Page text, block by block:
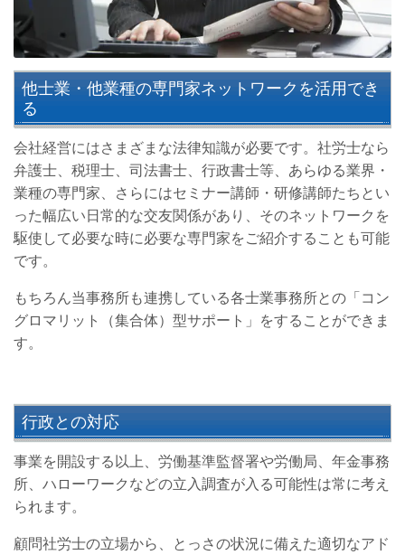
他士業・他業種の専門家ネットワークを活用でき
る
会社経営にはさまざまな法律知識が必要です。社労士なら
弁護士、税理士、司法書士、行政書士等、あらゆる業界・
業種の専門家、さらにはセミナー講師・研修講師たちとい
った幅広い日常的な交友関係があり、そのネットワークを
駆使して必要な時に必要な専門家をご紹介することも可能
です。
もちろん当事務所も連携している各士業事務所との「コン
グロマリット（集合体）型サポート」をすることができま
す。
行政との対応
事業を開設する以上、労働基準監督署や労働局、年金事務
所、ハローワークなどの立入調査が入る可能性は常に考え
られます。
顧問社労士の立場から、とっさの状況に備えた適切なアド